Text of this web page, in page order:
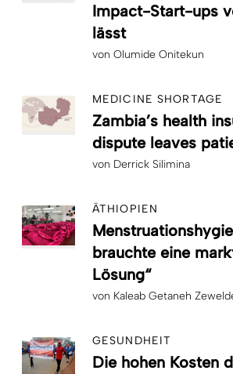
Impact-Start-ups
lässt
von Olumide Onitekun
MEDICINE SHORTAGE
Zambia’s health
dispute leaves
von Derrick Silimina
ÄTHIOPIEN
brauchte eine
Lösung“
von Kaleab Getaneh
GESUNDHEIT
Die hohen Kosten